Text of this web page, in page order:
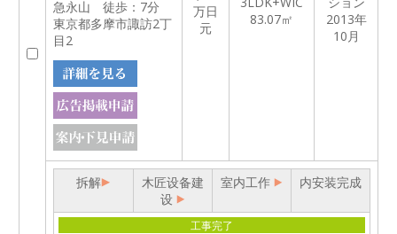
急永山 徒歩：7分
東京都多摩市諏訪2丁
目2
万日
元
83.07㎡
2013年
10月
拆解
木匠设备建
设
室内工作 内安装完成
工事完了